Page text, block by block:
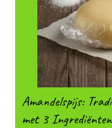
Amandelspijs:
met 3 Ingrediënten